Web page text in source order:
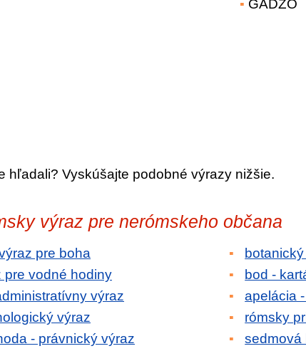
GADŽO
hľadali? Vyskúšajte podobné výrazy nižšie.
výraz pre nerómskeho občana
pre boha
pre vodné hodiny
výraz
výraz
- právnický výraz
bod -
apelácia
rómsky
sedmová